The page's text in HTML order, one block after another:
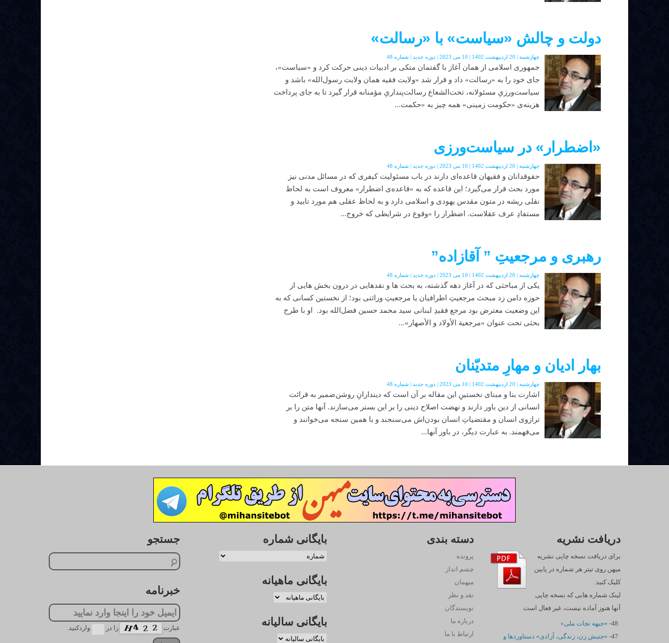
دولت و چالش «سیاست» با «رسالت»
چهارشنبه | 20 اردیبهشت 1402 | 10 می 2023 | دوره جدید | شماره 48
جمهوری اسلامی از همان آغاز با گفتمان متکی بر ادبیات دینی حرکت کرد و «سیاست»،
جای خود را به «رسالت» داد و قرار شد «ولایت فقیه همان ولایت رسول‌الله» باشد و
سیاست‌ورزیِ مسئولانه، تحت‌الشعاع رسالت‌پنداریِ مؤمنانه قرار گیرد تا به جای پرداخت
هزینه‌ی «حکومت زمینی» همه چیز به «حکمت...
«اضطرار» در سیاست‌ورزی
چهارشنبه | 20 اردیبهشت 1402 | 10 می 2023 | دوره جدید | شماره 48
حقوقدانان و فقیهان قاعده‌ای دارند در باب مسئولیت کیفری که در مسائل مدنی نیز
مورد بحث قرار می‌گیرد؛ این قاعده که به «قاعده‌ی اضطرار» معروف است به لحاظ
نقلی ریشه در متون مقدس یهودی و اسلامی دارد و به لحاظ عقلی هم مورد تایید و
مستفادِ عرف عقلاست. اضطرار را «وقوع در شرایطی که خروج...
رهبرى و مرجعیتِ ” آقازاده”
چهارشنبه | 20 اردیبهشت 1402 | 10 می 2023 | دوره جدید | شماره 48
يكى از مباحثى كه در آغاز دهه‌ گذشته، به بحث ها و نقدهايى در درون بخش هايى از
حوزه دامن زد مبحث مرجعيتِ اطرافيان يا مرجعيتِ وراثتى بود؛ از نخستين كسانى كه به
اين وضعيت معترض بود مرجع فقيدِ لبنانى سيد محمد حسين فضل‌الله بود. او با طرح
بحثى تحت عنوان «مرجعية الأولاد و الأصهار»...
بهار ادیان و مهارِ متدیّنان
چهارشنبه | 20 اردیبهشت 1402 | 10 می 2023 | دوره جدید | شماره 48
اشارت بنا و مبناى نخستينِ اين مقاله بر آن است كه ديندارانِ روشن‌ضمير به قرائت
انسانى از دين باور دارند و نهضت اصلاح دينى را بر اين بستر مى‌سازند. آنها متن را بر
ترازوى انسان و مقتضياتِ انسان بودن‌اش مى‌سنجند و با همين سنجه مى‌خوانند و
مى‌فهمند. به عبارت ديگر، در باور آنها...
دریافت نشریه
برای دریافت نسخه چاپی نشریه
میهن روی تیتر هر شماره در پایین
کلیک کنید.
لینک شماره هایی که نسخه چاپی
آنها هنوز آماده نیست، غیر فعال است
48- «جبهه نجات ملی»
47- «جنبش زن، زندگی، آزادی» دستاوردها و
دسته بندی
پرونده
چشم انداز
میهمان
نقد و نظر
نويسندگان
درباره ما
ارتباط با ما
بایگانی شماره
بایگانی ماهیانه
بایگانی سالیانه
جستجو
خبرنامه
عبارت را در واردکنید.